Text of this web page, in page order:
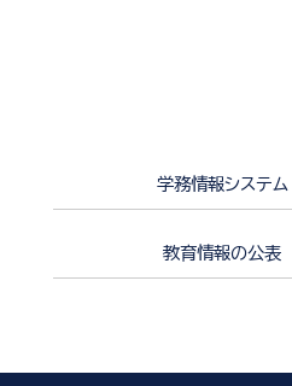
学務情報システム
教育情報の公表